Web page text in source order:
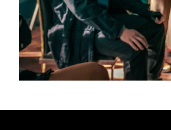
Новини Серіали
“Берлін”, спіноф «Паперового
сезоном. “Культовий персонаж,
новим пограбуванням і
Автор: